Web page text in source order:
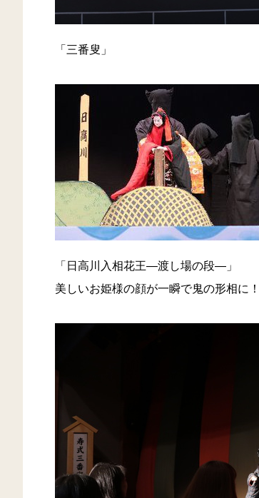
「三番叟」
「日高川入相花王―渡し場の段―」
美しいお姫様の顔が一瞬で鬼の形相に！